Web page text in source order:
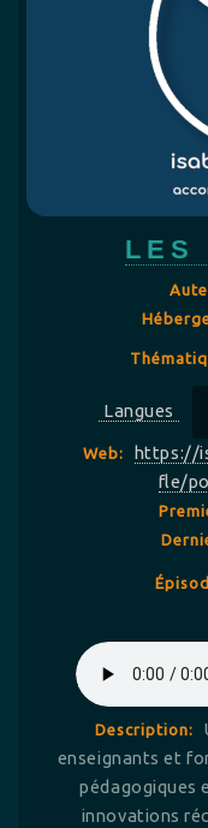
LES
Langues
Web:
https://
fle/
Description:
enseignants et
pédagogiques
innovations